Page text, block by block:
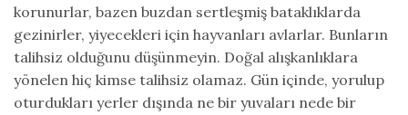
korunurlar, bazen buzdan sertleşmiş bataklıklarda
gezinirler, yiyecekleri için hayvanları avlarlar. Bunların
talihsiz olduğunu düşünmeyin. Doğal alışkanlıklara
yönelen hiç kimse talihsiz olamaz. Gün içinde, yorulup
oturdukları yerler dışında ne bir yuvaları nede bir